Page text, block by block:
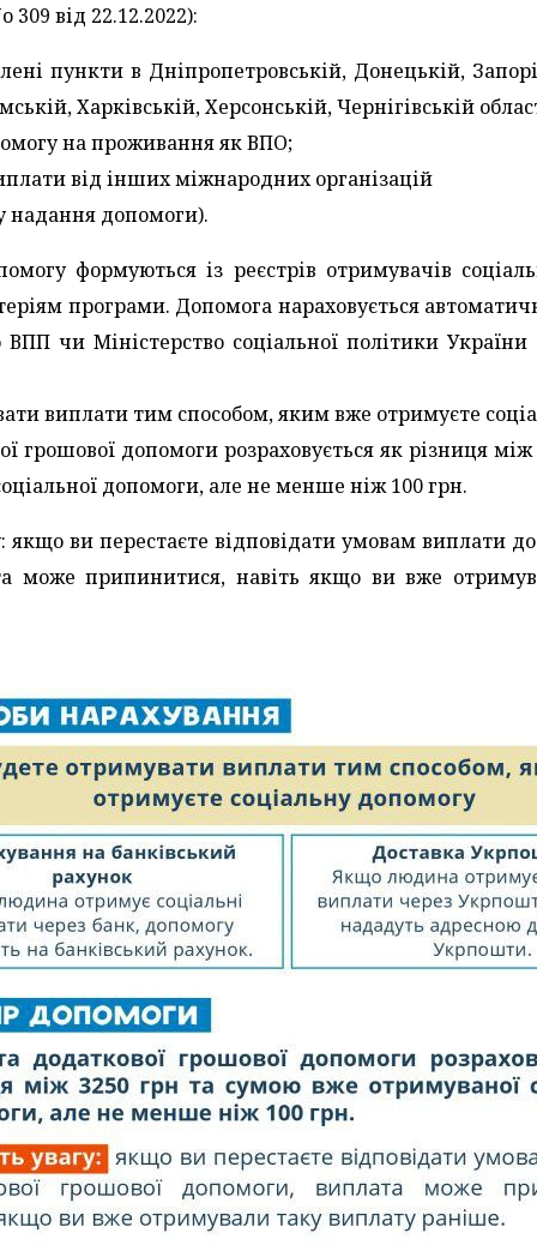
309 від 22.12.2022):
пункти в Дніпропетровській, Донецькій,
Харківській, Херсонській, Чернігівській
на проживання як ВПО;
від інших міжнародних організацій
надання допомоги).
формуються із реєстрів отримувачів
програми. Допомога нараховується
ВПП чи Міністерство соціальної політики України
виплати тим способом, яким вже отримуєте
грошової допомоги розраховується як різниця
допомоги, але не менше ніж 100 грн.
якщо ви перестаєте відповідати умовам виплати
може припинитися, навіть якщо ви вже